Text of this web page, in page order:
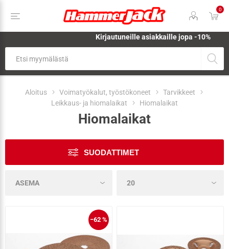
0
Kirjautuneille asiakkaille jopa -10%
Aloitus Voimatyökalut, työstökoneet
Tarvikkeet
Leikkaus- ja hiomalaikat
Hiomalaikat
Hiomalaikat
SUODATTIMET
−62 %